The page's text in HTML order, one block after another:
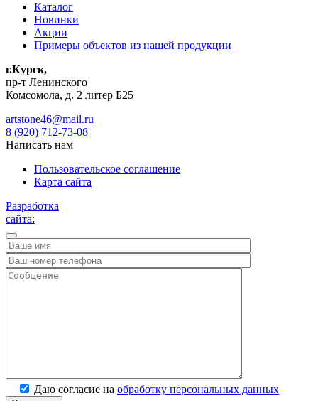
Каталог
Новинки
Акции
Примеры объектов из нашей продукции
г.Курск,
пр-т Ленинского
Комсомола, д. 2 литер Б25
artstone46@mail.ru
8 (920) 712-73-08
Написать нам
Пользовательское соглашение
Карта сайта
Разработка
сайта:
Даю согласие на обработку персональных данных